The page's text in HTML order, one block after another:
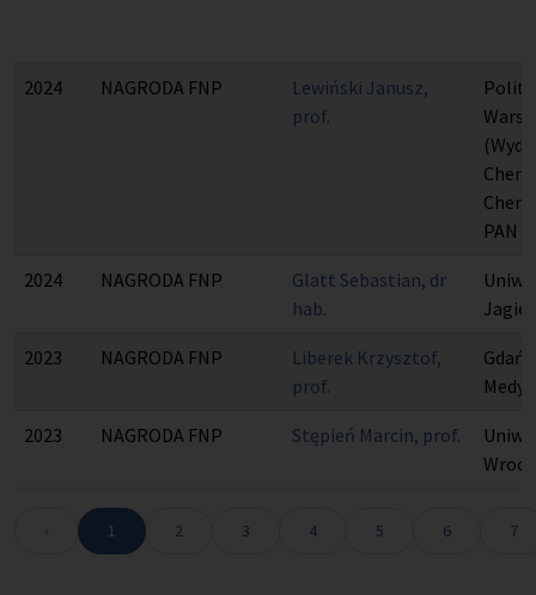
2024 NAGRODA FNP
Lewiński Janusz,
prof.
PAN
2024 NAGRODA FNP
Glatt Sebastian, dr
hab.
2023 NAGRODA FNP
Liberek Krzysztof,
prof.
2023 NAGRODA FNP Stępień Marcin, prof.
Wyświetlam pozycje 1 do 10 spośród 125
‹ 1 2 3 4 5 6 7